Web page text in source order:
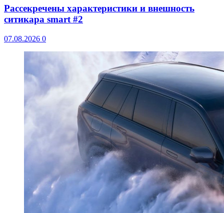
Рассекречены характеристики и внешность
ситикара smart #2
07.08.2026 0